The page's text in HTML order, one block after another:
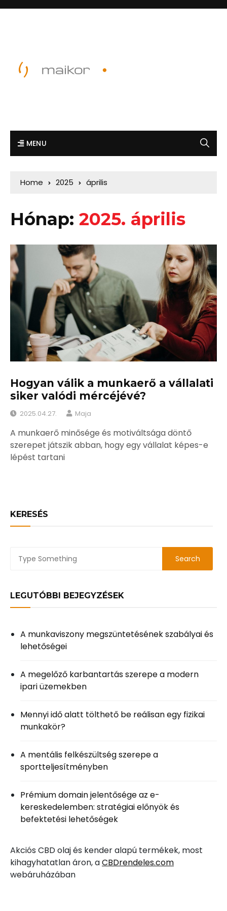
MENU
Home 2025 április
Hónap: 2025. április
Hogyan válik a munkaerő a vállalati
siker valódi mércéjévé?
2025.04.27. Maja
A munkaerő minősége és motiváltsága döntő
szerepet játszik abban, hogy egy vállalat képes-e
lépést tartani
KERESÉS
LEGUTÓBBI BEJEGYZÉSEK
A munkaviszony megszüntetésének szabályai és
lehetőségei
A megelőző karbantartás szerepe a modern
ipari üzemekben
Mennyi idő alatt tölthető be reálisan egy fizikai
munkakör?
A mentális felkészültség szerepe a
sportteljesítményben
Prémium domain jelentősége az e-
kereskedelemben: stratégiai előnyök és
befektetési lehetőségek
Akciós CBD olaj és kender alapú termékek, most
kihagyhatatlan áron, aCBDrendeles.com
webáruházában